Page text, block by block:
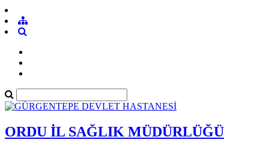
ORDU İL SAĞLIK MÜDÜRLÜĞÜ